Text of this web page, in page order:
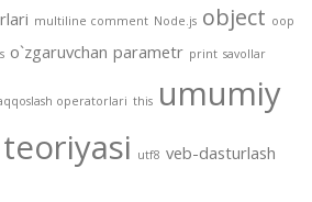
multiline comment Node.js object oop
o`zgaruvchan parametr print savollar
operatorlari this umumiy
utf8 veb-dasturlash